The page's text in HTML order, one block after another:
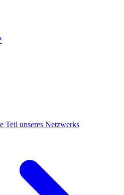
Teil unseres Netzwerks